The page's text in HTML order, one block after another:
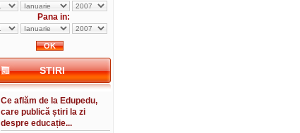
Pana in:
STIRI
Ce aflăm de la Edupedu,
care publică știri la zi
despre educație...